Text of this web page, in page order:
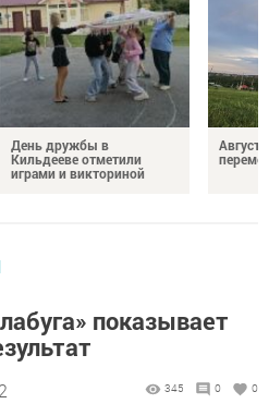
День дружбы в
Кильдееве отметили
играми и викториной
Август
показывает
345 0 0